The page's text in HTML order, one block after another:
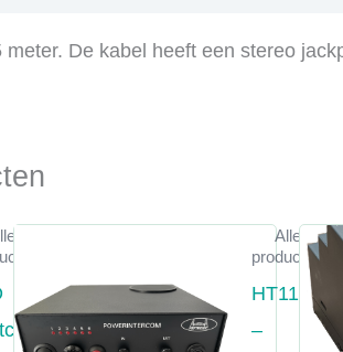
De kabel heeft een stereo
Alle
producten
HT1150
–